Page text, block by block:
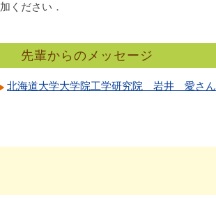
加ください．
先輩からのメッセージ
北海道大学大学院工学研究院 岩井 愛さん